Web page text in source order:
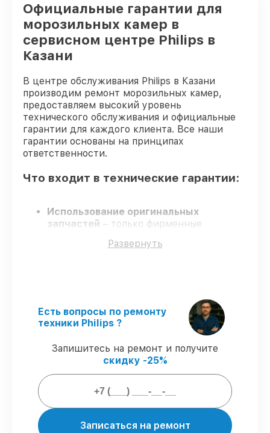
Официальные гарантии для
морозильных камер в
сервисном центре Philips в
Казани
В центре обслуживания Philips в Казани
производим ремонт морозильных камер,
предоставляем высокий уровень
технического обслуживания и официальные
гарантии для каждого клиента. Все наши
гарантии основаны на принципах
ответственности.
Что входит в технические гарантии:
Использование оригинальных
запчастей – только фирменные
морозильных камер.
соблюдаем сроки, согласованные с
клиентом.
восстановление проводится с
соблюдением гарантийных обязательств.
Гарантии на восстановление
морозильных камер:
Развернуть
Есть вопросы по ремонту
техники Philips ?
Запишитесь на ремонт и получите
скидку -25%
Записаться на ремонт